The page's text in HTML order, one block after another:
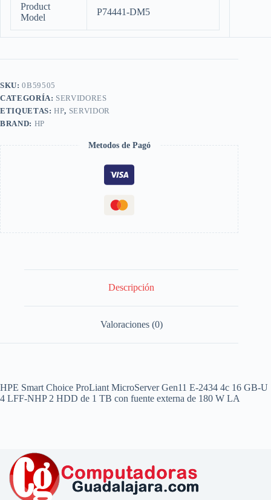
Product
Model
P74441-DM5
SKU:0B59505
CATEGORÍA: SERVIDORES
ETIQUETAS:HP, SERVIDOR
BRAND: HP
Metodos de Pagó
Descripción
Valoraciones (0)
HPE Smart Choice ProLiant MicroServer Gen11 E-2434 4c 16 GB-U
4 LFF-NHP 2 HDD de 1 TB con fuente externa de 180 W LA